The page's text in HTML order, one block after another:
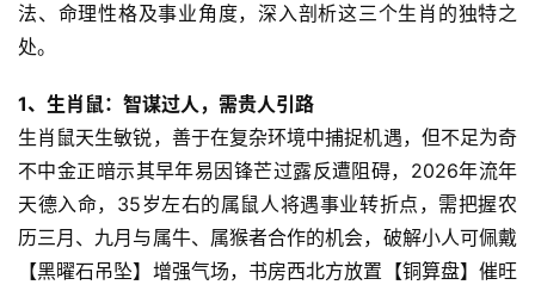
法、命理性格及事业角度，深入剖析这三个生肖的独特之
处。
1、生肖鼠：智谋过人，需贵人引路
生肖鼠天生敏锐，善于在复杂环境中捕捉机遇，但不足为奇
不中金正暗示其早年易因锋芒过露反遭阻碍，2026年流年
天德入命，35岁左右的属鼠人将遇事业转折点，需把握农
历三月、九月与属牛、属猴者合作的机会，破解小人可佩戴
【黑曜石吊坠】增强气场，书房西北方放置【铜算盘】催旺